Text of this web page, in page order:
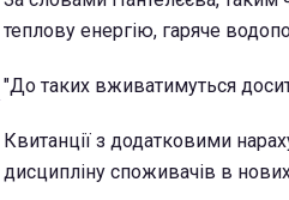
теплову енергію, гаряче
"До таких вживатимуться
Квитанції з додатковими
дисципліну споживачів в